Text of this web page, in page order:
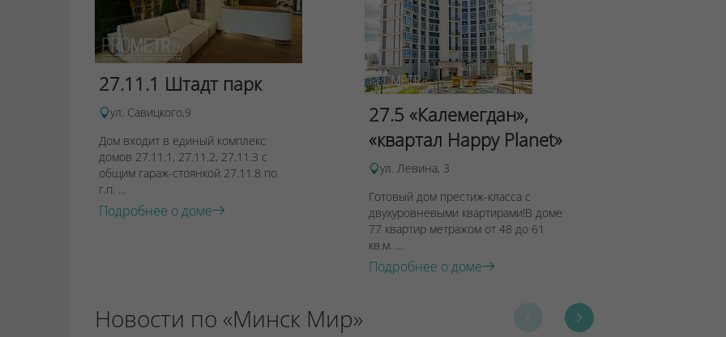
27.11.1 Штадт парк
ул. Савицкого,9
Дом входит в единый комплекс
домов 27.11.1, 27.11.2, 27.11.3 с
общим гараж-стоянкой 27.11.8 по
г.п. ...
Подробнее о доме
27.5 «Калемегдан»,
«квартал Happy Planet»
ул. Левина, 3
Готовый дом престиж-класса с
двухуровневыми квартирами!В доме
77 квартир метражом от 48 до 61
кв.м. ...
Подробнее о доме
Новости по «Минск Мир»